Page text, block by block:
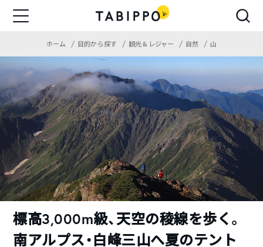
ホーム 目的から探す 観光＆レジャー 自然 山
標高3,000m級、天空の稜線を歩く。
南アルプス・白峰三山へ夏のテント